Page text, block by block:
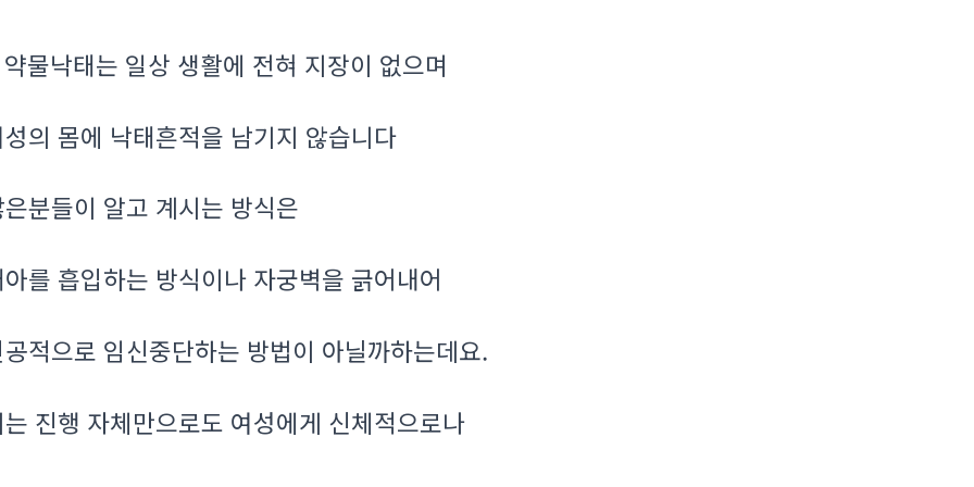
약물낙태는 일상 생활에 전혀 지장이 없으며
의 몸에 낙태흔적을 남기지 않습니다
분들이 알고 계시는 방식은
를 흡입하는 방식이나 자궁벽을 긁어내어
적으로 임신중단하는 방법이 아닐까하는데요.
진행 자체만으로도 여성에게 신체적으로나